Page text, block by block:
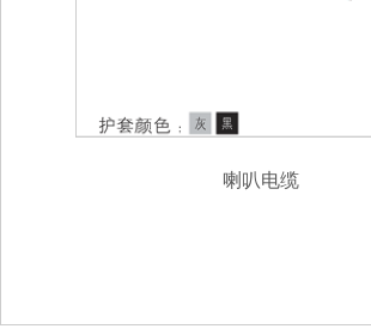
喇叭电缆